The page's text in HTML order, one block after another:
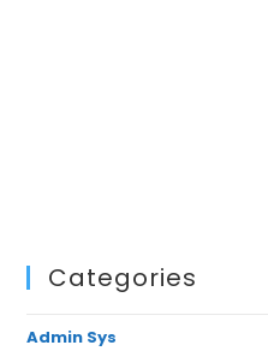
Categories
Admin Sys